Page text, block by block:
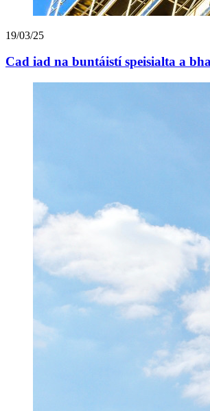
19/03/25
Cad iad na buntáistí speisialta a